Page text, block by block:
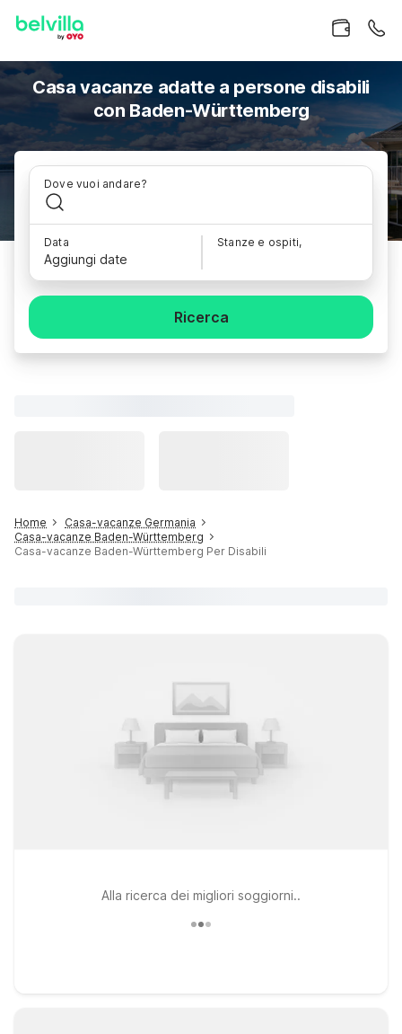
Casa vacanze adatte a persone disabili
con Baden-Württemberg
Dove vuoi andare?
Data
Aggiungi date
Stanze e ospiti,
Ricerca
Home
Casa-vacanze Germania
Casa-vacanze Baden-Württemberg
Casa-vacanze Baden-Württemberg Per Disabili
Alla ricerca dei migliori soggiorni..